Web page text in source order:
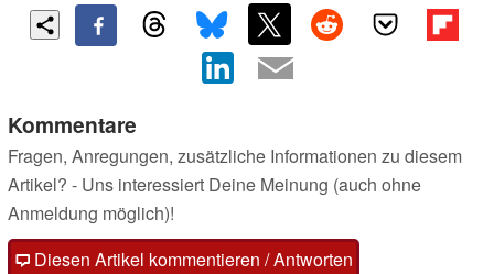
Kommentare
Fragen, Anregungen, zusätzliche Informationen zu diesem
Artikel? - Uns interessiert Deine Meinung (auch ohne
Anmeldung möglich)!
Diesen Artikel kommentieren / Antworten